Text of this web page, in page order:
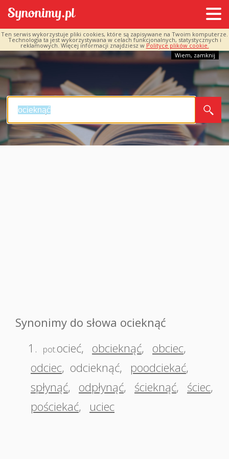
Ten serwis wykorzystuje pliki cookies, które są zapisywane na Twoim komputerze.
Technologia ta jest wykorzystywana w celach funkcjonalnych, statystycznych i
reklamowych. Więcej informacji znajdziesz w Polityce plików cookie.
Wiem, zamknij
Synonimy do słowa ocieknąć
1.
pot.ocieć, obcieknąć, obciec,
odciec, odcieknąć, poodciekać,
spłynąć, odpłynąć, ścieknąć, ściec,
pościekać, uciec